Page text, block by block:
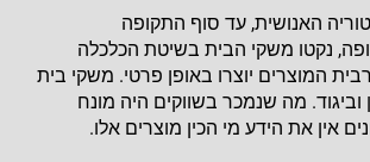
האנושית, עד סוף התקופה
נקטו משקי הבית בשיטת הכלכלה
המוצרים יוצרו באופן פרטי. משקי בית
מה שנמכר בשווקים היה מונח
אין את הידע מי הכין מוצרים אלו.